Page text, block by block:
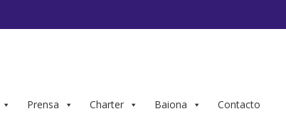
Prensa Charter Baiona Contacto